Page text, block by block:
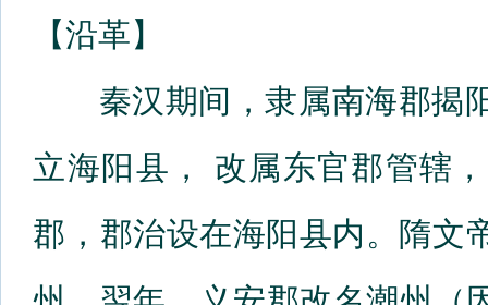
【沿革】
秦汉期间，隶属南海郡揭阳
立海阳县， 改属东官郡管辖
郡，郡治设在海阳县内。隋文